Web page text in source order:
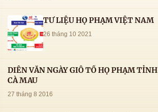
TƯ LIỆU HỌ PHẠM VIỆT NAM
26 tháng 10 2021
DIỄN VĂN NGÀY GIỖ TỔ HỌ PHẠM TỈNH
CÀ MAU
27 tháng 8 2016